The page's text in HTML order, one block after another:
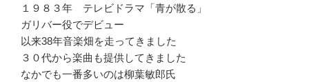
ー
１９８３年 テレビドラマ「青が散る」
ガリバー役でデビュー
以来38年音楽畑を走ってきました
３０代から楽曲も提供してきました
なかでも一番多いのは柳葉敏郎氏